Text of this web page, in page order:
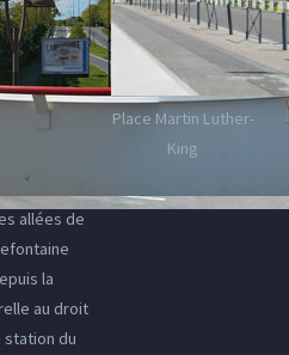
allées de
la
au droit
station du
Place Martin Luther-
King